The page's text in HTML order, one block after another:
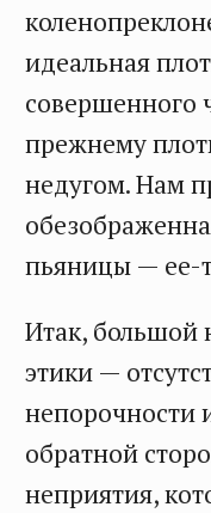
идеальная
совершенного
прежнему
недугом. Нам
пьяницы — ее-
Итак, большой
этики —
непорочности
обратной
неприятия,